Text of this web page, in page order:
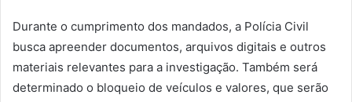
Durante o cumprimento dos mandados, a Polícia Civil
busca apreender documentos, arquivos digitais e outros
materiais relevantes para a investigação. Também será
determinado o bloqueio de veículos e valores, que serão